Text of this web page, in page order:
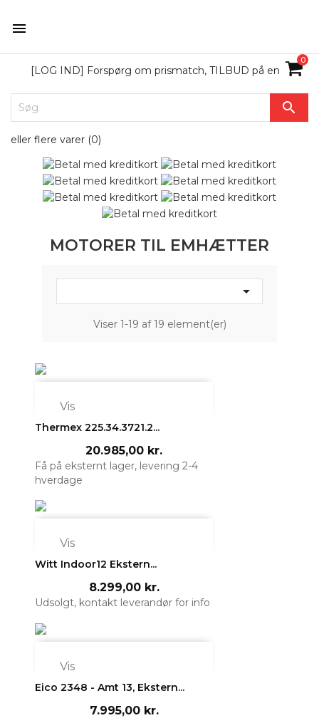

0

[LOG IND] Forspørg om prismatch, TILBUD på en
eller flere varer (0)
MOTORER TIL EMHÆTTER

Viser 1-19 af 19 element(er)
Vis
Thermex 225.34.3721.2...
20.985,00 kr.
Få på eksternt lager, levering 2-4
hverdage
Vis
Witt Indoor12 Ekstern...
8.299,00 kr.
Udsolgt, kontakt leverandør for info
Vis
Eico 2348 - Amt 13, Ekstern...
7.995,00 kr.